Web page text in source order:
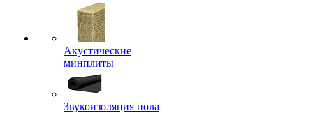
Акустические
минплиты
Звукоизоляция пола